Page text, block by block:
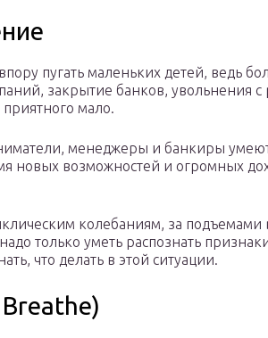
пугать маленьких детей, ведь
закрытие банков, увольнения с
мало.
менеджеры и банкиры умеют
новых возможностей и огромных
колебаниям, за подъемами
только уметь распознать
что делать в этой ситуации.